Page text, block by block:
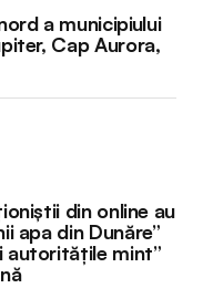
a municipiului
Cap Aurora,
din online au
apa din Dunăre”
autoritățile mint”